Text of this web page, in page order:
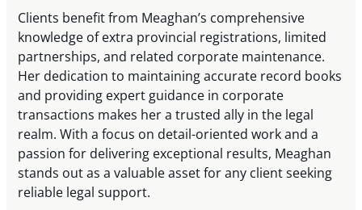
Clients benefit from Meaghan’s comprehensive
knowledge of extra provincial registrations, limited
partnerships, and related corporate maintenance.
Her dedication to maintaining accurate record books
and providing expert guidance in corporate
transactions makes her a trusted ally in the legal
realm. With a focus on detail-oriented work and a
passion for delivering exceptional results, Meaghan
stands out as a valuable asset for any client seeking
reliable legal support.